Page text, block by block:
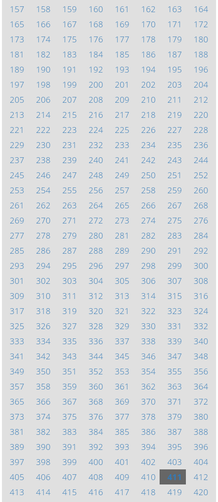
157
158 159 160 161 162 163
164
165
166 167 168 169 170 171
172
173
174 175 176 177 178 179
180
181
182 183 184 185 186 187
188
189
190 191 192 193 194 195
196
197
198 199 200 201 202 203
204
205
206 207 208 209 210 211
212
213
214 215 216 217 218 219
220
221
222 223 224 225 226 227
228
229
230 231 232 233 234 235
236
237
238 239 240 241 242 243
244
245
246 247 248 249 250 251
252
253
254 255 256 257 258 259
260
261
262 263 264 265 266 267
268
269
270 271 272 273 274 275
276
277
278 279 280 281 282 283
284
285
286 287 288 289 290 291
292
293
294 295 296 297 298 299
300
301
302 303 304 305 306 307
308
309
310 311 312 313 314 315
316
317
318 319 320 321 322 323
324
325
326 327 328 329 330 331
332
333
334 335 336 337 338 339
340
341
342 343 344 345 346 347
348
349
350 351 352 353 354 355
356
357
358 359 360 361 362 363
364
365
366 367 368 369 370 371
372
373
374 375 376 377 378 379
380
381
382 383 384 385 386 387
388
389
390 391 392 393 394 395
396
397
398 399 400 401 402 403
404
405
406 407 408 409 410 411
412
413
414 415 416 417 418 419
420